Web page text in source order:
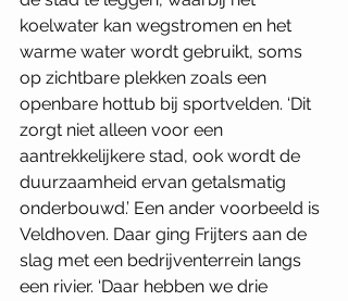
koelwater kan wegstromen en het
warme water wordt gebruikt, soms
op zichtbare plekken zoals een
openbare hottub bij sportvelden. ‘Dit
zorgt niet alleen voor een
aantrekkelijkere stad, ook wordt de
duurzaamheid ervan getalsmatig
onderbouwd.’ Een ander voorbeeld is
Veldhoven. Daar ging Frijters aan de
slag met een bedrijventerrein langs
een rivier. ‘Daar hebben we drie